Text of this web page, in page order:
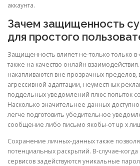
аккаунта.
Зачем защищенность
для простого
Защищенность влияет не-только только
также на качество онлайн
накапливаются вне прозрачных пределов,
агрессивной адаптации, неуместных
поддельных уведомлений плюс попыток
Насколько значительнее данных
легче подготовить убедительное
сообщение либо письмо якобы-от up x
Сохранение личных-данных также
потенциальных раскрытий. В-случае-
сервисов задействуются уникальные